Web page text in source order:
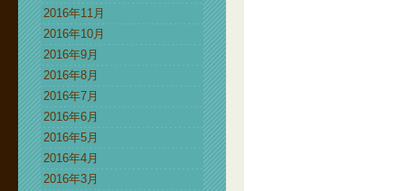
2016年11月
2016年10月
2016年9月
2016年8月
2016年7月
2016年6月
2016年5月
2016年4月
2016年3月